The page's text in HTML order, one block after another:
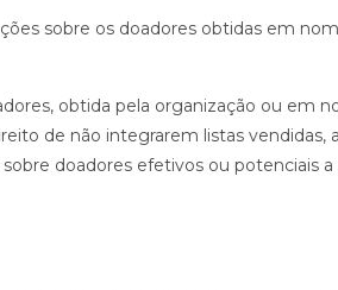
sobre os doadores obtidas em
obtida pela organização ou em
de não integrarem listas vendidas,
doadores efetivos ou potenciais